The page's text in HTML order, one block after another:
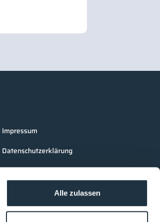
Alle zulassen
Impressum
Datenschutzerklärung
AGB Cleanroom-Processes
AGB LOUNGES Besucher
AGB LOUNGES Aussteller